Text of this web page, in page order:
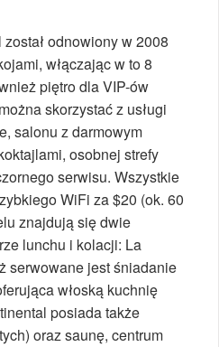
odnowiony w 2008
włączając w to 8
piętro dla VIP-ów
skorzystać z usługi
salonu z darmowym
osobnej strefy
serwisu. Wszystkie
WiFi za $20 (ok. 60
znajdują się dwie
lunchu i kolacji: La
serwowane jest śniadanie
włoską kuchnię
posiada także
oraz saunę, centrum